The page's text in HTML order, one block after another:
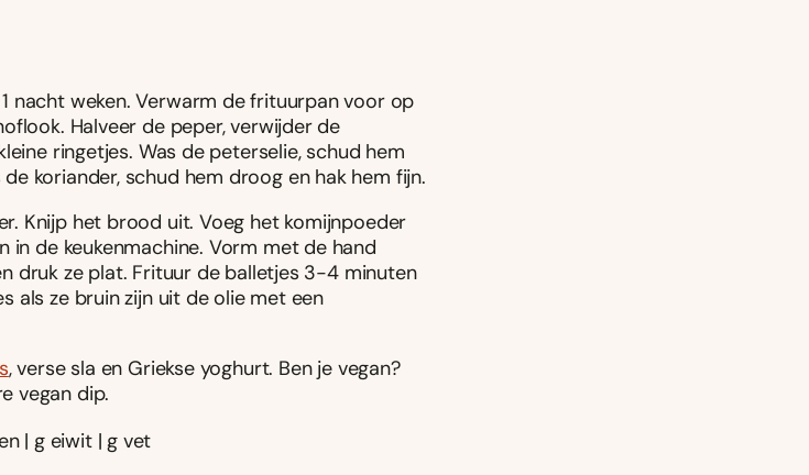
nacht weken. Verwarm de frituurpan voor op
Halveer de peper, verwijder de
ringetjes. Was de peterselie, schud hem
koriander, schud hem droog en hak hem fijn.
Knijp het brood uit. Voeg het komijnpoeder
in de keukenmachine. Vorm met de hand
druk ze plat. Frituur de balletjes 3-4 minuten
als ze bruin zijn uit de olie met een
, verse sla en Griekse yoghurt. Ben je vegan?
vegan dip.
| g eiwit | g vet